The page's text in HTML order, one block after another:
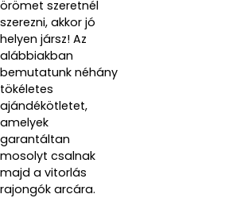
örömet szeretnél
szerezni, akkor jó
helyen jársz! Az
alábbiakban
bemutatunk néhány
tökéletes
ajándékötletet,
amelyek
garantáltan
mosolyt csalnak
majd a vitorlás
rajongók arcára.